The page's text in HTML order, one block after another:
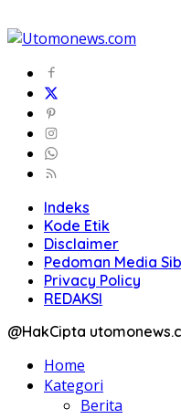
Indeks
Kode Etik
Disclaimer
Pedoman Media
Privacy Policy
REDAKSI
@HakCipta
Home
Kategori
Berita